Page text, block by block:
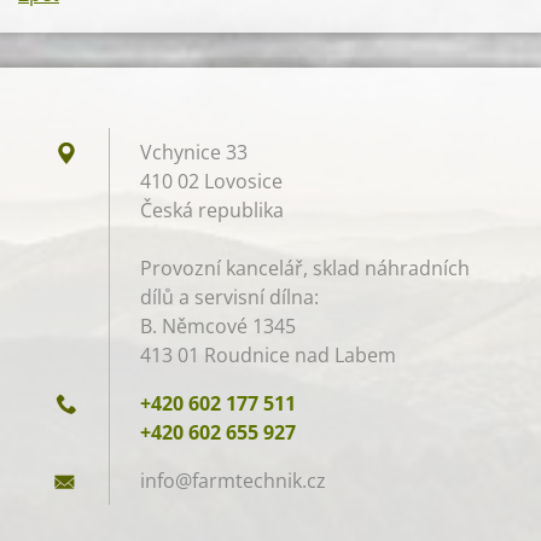
Vchynice 33
410 02 Lovosice
Česká republika
Provozní kancelář, sklad náhradních
dílů a servisní dílna:
B. Němcové 1345
413 01 Roudnice nad Labem
+420 602 177 511
+420 602 655 927
info@farmtechnik.cz